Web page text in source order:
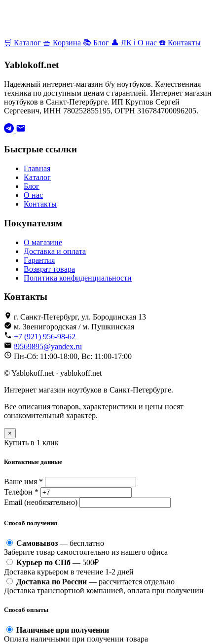
🛒 Каталог 🧺 Корзина 📚 Блог 👤 ЛК ℹ️ О нас ☎️ Контакты
Yablokoff.net
Надежный интернет-магазин б/у ноутбуков. Качественная
техника по доступным ценам с гарантией. Интернет магазин
ноутбуков в Санкт-Петербурге. ИП Круглов Сергей
Сергеевич, ИНН 780252855195, ОГРН 316784700096205.
Быстрые ссылки
Главная
Каталог
Блог
О нас
Контакты
Покупателям
О магазине
Доставка и оплата
Гарантия
Возврат товара
Политика конфиденциальности
Контакты
г. Санкт-Петербург, ул. Бородинская 13
м. Звенигородская / м. Пушкинская
+7 (921) 956-98-62
i9569895@yandex.ru
Пн-Сб: 11:00-18:00, Вс: 11:00-17:00
© Yablokoff.net · yablokoff.net
Интернет магазин ноутбуков в Санкт-Петербурге.
Все описания товаров, характеристики и цены носят
ознакомительный характер.
×
Купить в 1 клик
Контактные данные
Ваше имя *
Телефон *
Email (необязательно)
Способ получения
Самовывоз — бесплатно
Заберите товар самостоятельно из нашего офиса
Курьер по СПб — 500₽
Доставка курьером в течение 1-2 дней
Доставка по России — рассчитается отдельно
Доставка транспортной компанией, оплата при получении
Способ оплаты
Наличные при получении
Оплата наличными при получении товара